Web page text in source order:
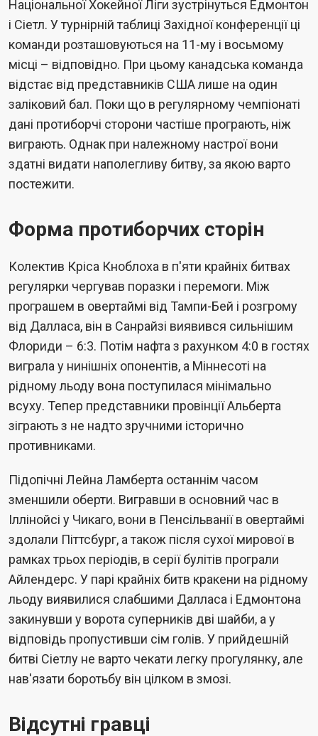
Національної Хокейної Ліги зустрінуться Едмонтон
і Сіетл. У турнірній таблиці Західної конференції ці
команди розташовуються на 11-му і восьмому
місці – відповідно. При цьому канадська команда
відстає від представників США лише на один
заліковий бал. Поки що в регулярному чемпіонаті
дані протиборчі сторони частіше програють, ніж
виграють. Однак при належному настрої вони
здатні видати наполегливу битву, за якою варто
постежити.
Форма протиборчих сторін
Колектив Кріса Кноблоха в п'яти крайніх битвах
регулярки чергував поразки і перемоги. Між
програшем в овертаймі від Тампи-Бей і розгрому
від Далласа, він в Санрайзі виявився сильнішим
Флориди – 6:3. Потім нафта з рахунком 4:0 в гостях
виграла у нинішніх опонентів, а Міннесоті на
рідному льоду вона поступилася мінімально
всуху. Тепер представники провінції Альберта
зіграють з не надто зручними історично
противниками.
Підопічні Лейна Ламберта останнім часом
зменшили оберти. Вигравши в основний час в
Іллінойсі у Чикаго, вони в Пенсільванії в овертаймі
здолали Піттсбург, а також після сухої мирової в
рамках трьох періодів, в серії булітів програли
Айлендерс. У парі крайніх битв кракени на рідному
льоду виявилися слабшими Далласа і Едмонтона
закинувши у ворота суперників дві шайби, а у
відповідь пропустивши сім голів. У прийдешній
битві Сіетлу не варто чекати легку прогулянку, але
нав'язати боротьбу він цілком в змозі.
Відсутні гравці